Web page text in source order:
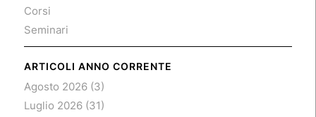
Corsi
Seminari
ARTICOLI ANNO CORRENTE
Agosto 2026(3)
Luglio 2026(31)